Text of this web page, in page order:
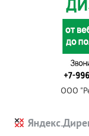
ООО